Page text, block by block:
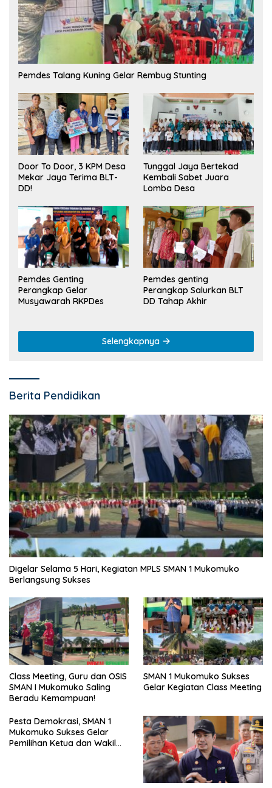
Pemdes Talang Kuning Gelar Rembug Stunting
Door To Door, 3 KPM Desa
Mekar Jaya Terima BLT-
DD!
Tunggal Jaya Bertekad
Kembali Sabet Juara
Lomba Desa
Pemdes Genting
Perangkap Gelar
Musyawarah RKPDes
Pemdes genting
Perangkap Salurkan BLT
DD Tahap Akhir
Selengkapnya
Berita Pendidikan
Digelar Selama 5 Hari, Kegiatan MPLS SMAN 1 Mukomuko
Berlangsung Sukses
Class Meeting, Guru dan OSIS
SMAN I Mukomuko Saling
Beradu Kemampuan!
SMAN 1 Mukomuko Sukses
Gelar Kegiatan Class Meeting
Pesta Demokrasi, SMAN 1
Mukomuko Sukses Gelar
Pemilihan Ketua dan Wakil